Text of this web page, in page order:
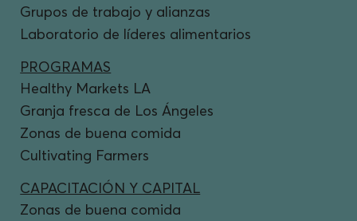
Grupos de trabajo y alianzas
Laboratorio de líderes alimentarios
PROGRAMAS
Healthy Markets LA
Granja fresca de Los Ángeles
Zonas de buena comida
Cultivating Farmers
CAPACITACIÓN Y CAPITAL
Zonas de buena comida